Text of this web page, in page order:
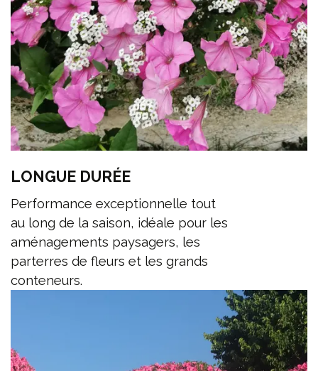
LONGUE DURÉE
Performance exceptionnelle tout
au long de la saison, idéale pour les
aménagements paysagers, les
parterres de fleurs et les grands
conteneurs.